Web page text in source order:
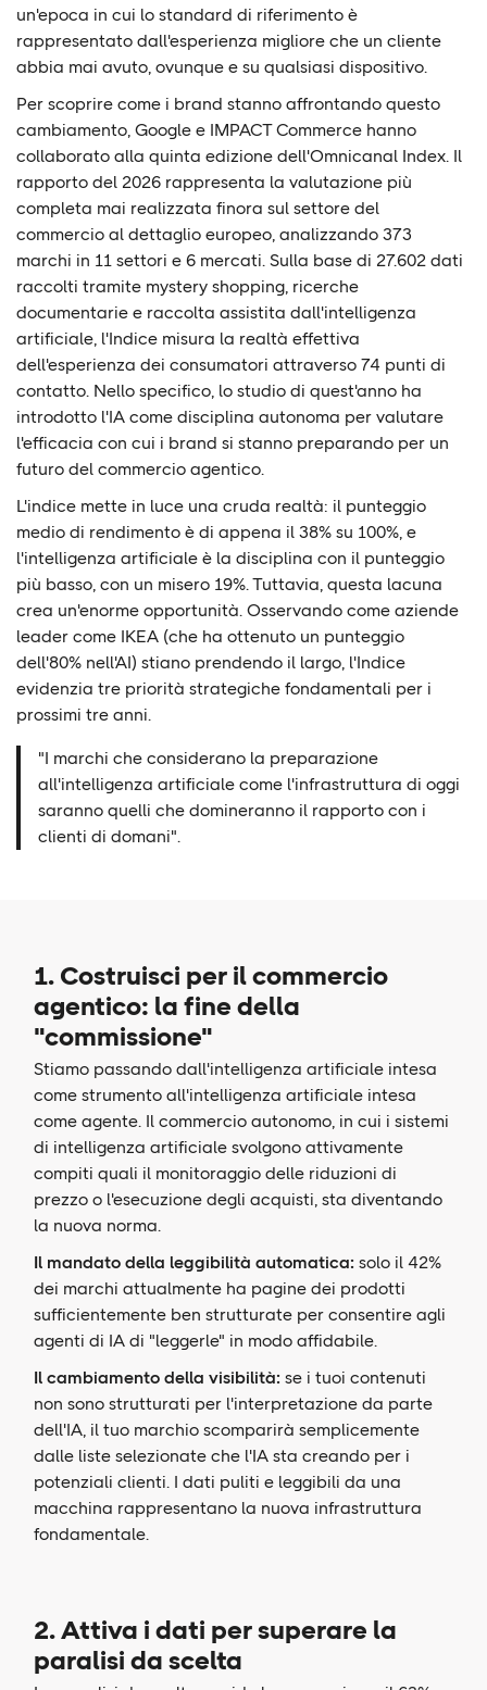
un'epoca in cui lo standard di riferimento è
rappresentato dall'esperienza migliore che un cliente
abbia mai avuto, ovunque e su qualsiasi dispositivo.
Per scoprire come i brand stanno affrontando questo
cambiamento, Google e IMPACT Commerce hanno
collaborato alla quinta edizione dell'Omnicanal Index. Il
rapporto del 2026 rappresenta la valutazione più
completa mai realizzata finora sul settore del
commercio al dettaglio europeo, analizzando 373
marchi in 11 settori e 6 mercati. Sulla base di 27.602 dati
raccolti tramite mystery shopping, ricerche
documentarie e raccolta assistita dall'intelligenza
artificiale, l'Indice misura la realtà effettiva
dell'esperienza dei consumatori attraverso 74 punti di
contatto. Nello specifico, lo studio di quest'anno ha
introdotto l'IA come disciplina autonoma per valutare
l'efficacia con cui i brand si stanno preparando per un
futuro del commercio agentico.
L'indice mette in luce una cruda realtà: il punteggio
medio di rendimento è di appena il 38% su 100%, e
l'intelligenza artificiale è la disciplina con il punteggio
più basso, con un misero 19%. Tuttavia, questa lacuna
crea un'enorme opportunità. Osservando come aziende
leader come IKEA (che ha ottenuto un punteggio
dell'80% nell'AI) stiano prendendo il largo, l'Indice
evidenzia tre priorità strategiche fondamentali per i
prossimi tre anni.
"I marchi che considerano la preparazione
all'intelligenza artificiale come l'infrastruttura di oggi
saranno quelli che domineranno il rapporto con i
clienti di domani".
1. Costruisci per il commercio
agentico: la fine della
"commissione"
Stiamo passando dall'intelligenza artificiale intesa
come strumento all'intelligenza artificiale intesa
come agente. Il commercio autonomo, in cui i sistemi
di intelligenza artificiale svolgono attivamente
compiti quali il monitoraggio delle riduzioni di
prezzo o l'esecuzione degli acquisti, sta diventando
la nuova norma.
Il mandato della leggibilità automatica: solo il 42%
dei marchi attualmente ha pagine dei prodotti
sufficientemente ben strutturate per consentire agli
agenti di IA di "leggerle" in modo affidabile.
Il cambiamento della visibilità: se i tuoi contenuti
non sono strutturati per l'interpretazione da parte
dell'IA, il tuo marchio scomparirà semplicemente
dalle liste selezionate che l'IA sta creando per i
potenziali clienti. I dati puliti e leggibili da una
macchina rappresentano la nuova infrastruttura
fondamentale.
2. Attiva i dati per superare la
paralisi da scelta